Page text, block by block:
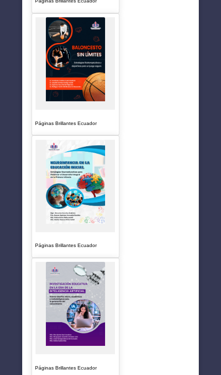
Páginas Brillantes Ecuador
Páginas Brillantes Ecuador
Páginas Brillantes Ecuador